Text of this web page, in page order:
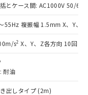
とケース間: AC1000V 50/
55Hz 複振幅 1.5mm X、Y、Z
s2 X、Y、Z各方向 10回
耐油
出しタイプ (2m)
のであり、閲
在庫および標
あることをご
準価格はお客
客様担当のオ
当社販売員に
や当社販売拠
以下、 カド
リ臭化ビフェニル
ェニルエーテル類
(2-エチルヘキシ
、フタル酸ブチ
タル酸ジブチル
ソブチル
御機器に対する
は閾値を超える意
：
、 Cd(カドミウ
フェニルエーテ
DIBP(フタル酸ジ
ブチルベンジ
)) : 1000ppm
場合は、日本
役務取引許
な手続きを
る場合は、完
に輸出されな
す。
器、ミサイ
またはその他
が在庫あり
状況につ